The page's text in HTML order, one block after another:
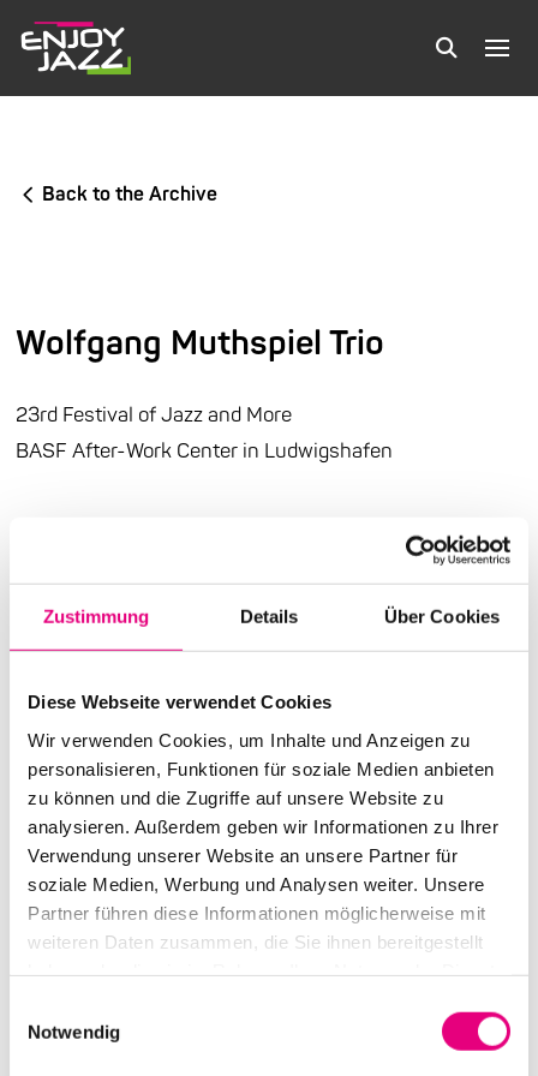
Zustimmung Details Über Cookies
Diese Webseite verwendet Cookies
Wir verwenden Cookies, um Inhalte und Anzeigen zu
personalisieren, Funktionen für soziale Medien anbieten
zu können und die Zugriffe auf unsere Website zu
analysieren. Außerdem geben wir Informationen zu Ihrer
Verwendung unserer Website an unsere Partner für
soziale Medien, Werbung und Analysen weiter. Unsere
Partner führen diese Informationen möglicherweise mit
weiteren Daten zusammen, die Sie ihnen bereitgestellt
Notwendig
Back to the Archive
Wolfgang Muthspiel Trio
23rd Festival of Jazz and More
BASF After-Work Center in Ludwigshafen
Doors open:
26, 2021 – 6:00 p.m.
End:June26, 2021 - 9:30 p.m.
Cast:
Wolfgang Muthspiel: guitar
Scott Colley: bass
Jorge Rossy: drums
Advance ticket price: €20.00
Nationality: Germany
/ United States
BASF Feierabendhaus Ludwigshafen:47
Leuschnerstraße, Ballroom and Chamber Music
Event Series: Coming